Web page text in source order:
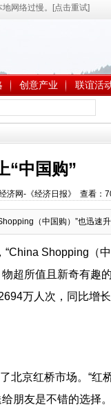
创意产业 联谊活
“中国购”
济网-《经济日报》 查看：
（中国购）”也迅速升
Shopping（
超所值且新奇有趣
万人次，同比增
北京红桥市场。“红
朋友是不错的选择